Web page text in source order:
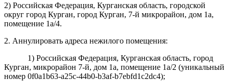
2) Российская Федерация, Курганская область, городской
округ город Курган, город Курган, 7-й микрорайон, дом 1а,
помещение 1а/4.
2. Аннулировать адреса нежилого помещения:
1) Российская Федерация,Курганская область, город
Курган, микрорайон 7-й, дом 1а, помещение 1а/2 (уникальный
номер 0f0a1b63-a25c-44b0-b3af-b7ebfd1c2dc4);